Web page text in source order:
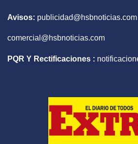
Avisos: publicidad@hsbnoticias.com
comercial@hsbnoticias.com
PQR Y Rectificaciones :